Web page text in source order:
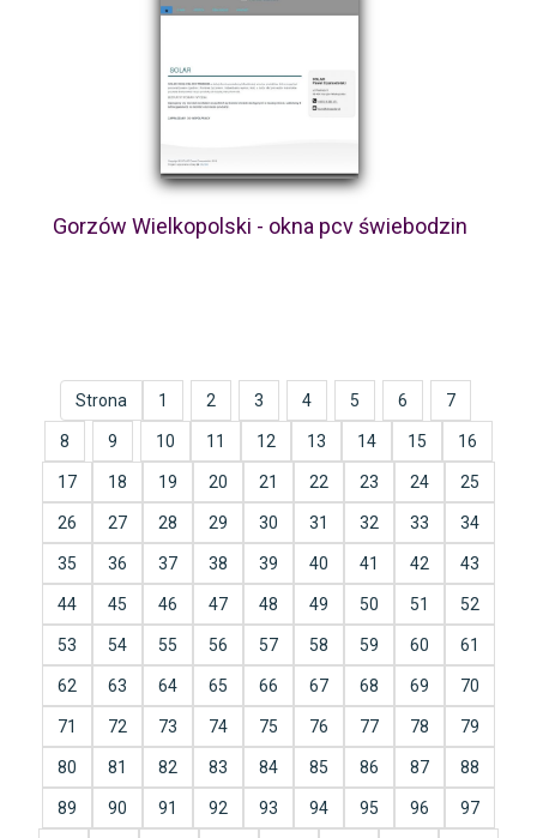
Gorzów Wielkopolski - okna pcv świebodzin
Strona 1 2 3 4 5 6 7
8 9 10 11 12 13 14 15 16
17 18 19 20 21 22 23 24 25
26 27 28 29 30 31 32 33 34
35 36 37 38 39 40 41 42 43
44 45 46 47 48 49 50 51 52
53 54 55 56 57 58 59 60 61
62 63 64 65 66 67 68 69 70
71 72 73 74 75 76 77 78 79
80 81 82 83 84 85 86 87 88
89 90 91 92 93 94 95 96 97